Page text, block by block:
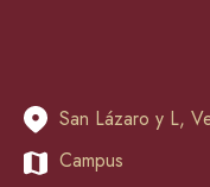
San Lázaro y L,
Campus